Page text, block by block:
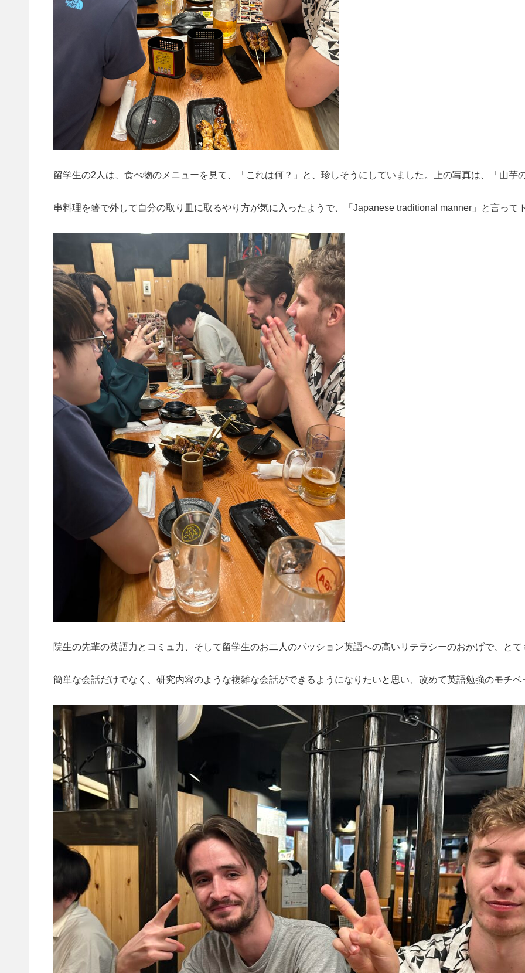
留学生の2人は、食べ物のメニューを見て、「これは何？」と、­­珍しそうにしていました。上の写真は、「山芋
串料理を箸で外して自分の取り皿に取るやり方が気に入ったようで、「Japanese traditional manner」と言って
院生の先輩の英語力とコミュ力、そして留学生のお二人のパッション英語への高いリテラシーのおかげで、とて
簡単な会話だけでなく、研究内容のような複雑な会話ができるようになりたいと思い、改めて英語勉強のモチベ